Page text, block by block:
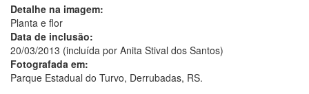
Detalhe na imagem:
Planta e flor
Data de inclusão:
20/03/2013 (incluída por Anita Stival dos Santos)
Fotografada em:
Parque Estadual do Turvo, Derrubadas, RS.